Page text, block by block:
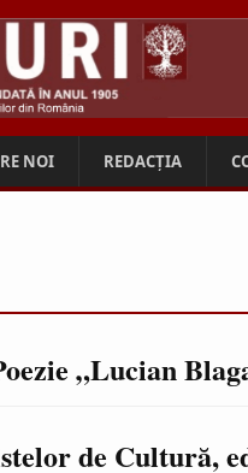
NOI REDACȚIA
„Lucian
de Cultură,